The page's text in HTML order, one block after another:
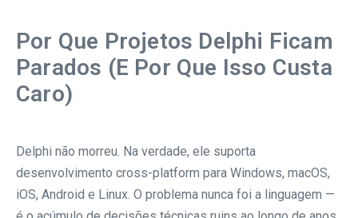
Por Que Projetos Delphi Ficam
Parados (E Por Que Isso Custa
Caro)
Delphi não morreu. Na verdade, ele suporta
desenvolvimento cross-platform para Windows, macOS,
iOS, Android e Linux. O problema nunca foi a linguagem —